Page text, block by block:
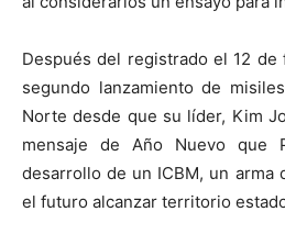
Después del registrado el 12
segundo lanzamiento de
Norte desde que su líder, Kim
mensaje de Año Nuevo que
desarrollo de un ICBM, un arma
el futuro alcanzar territorio